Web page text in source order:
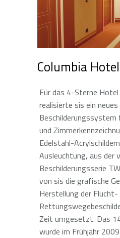
Columbia Hotel
Für das 4-Sterne Hotel
realisierte sis ein neues
Beschilderungssystem
und
Edelstahl-
Ausleuchtung, aus der
Beschilderungsserie
von sis die grafische
Herstellung der Flucht-
Zeit umgesetzt. Das
wurde im Frühjahr